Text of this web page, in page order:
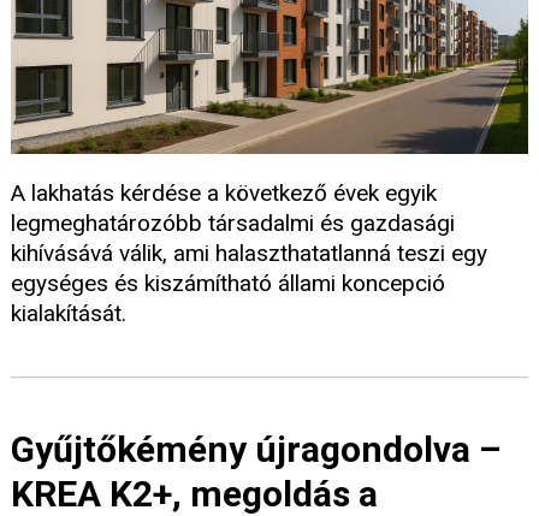
A lakhatás kérdése a következő évek egyik
legmeghatározóbb társadalmi és gazdasági
kihívásává válik, ami halaszthatatlanná teszi egy
egységes és kiszámítható állami koncepció
kialakítását.
Gyűjtőkémény újragondolva –
KREA K2+, megoldás a